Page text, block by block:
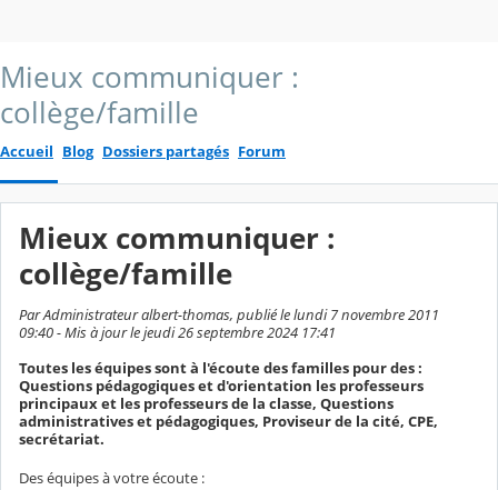
Mieux communiquer :
collège/famille
Accueil Blog Dossiers partagés Forum
Mieux communiquer :
collège/famille
Par Administrateur albert-thomas, publié le lundi 7 novembre 2011
09:40 - Mis à jour le jeudi 26 septembre 2024 17:41
Toutes les équipes sont à l'écoute des familles pour des :
Questions pédagogiques et d'orientation les professeurs
principaux et les professeurs de la classe, Questions
administratives et pédagogiques, Proviseur de la cité, CPE,
secrétariat.
Des équipes à votre écoute :